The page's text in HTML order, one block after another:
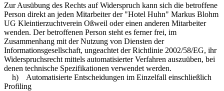
Zur Ausübung des Rechts auf Widerspruch kann sich die betroffene
Person direkt an jeden Mitarbeiter der "Hotel Huhn" Markus Blohm
UG Kleintierzuchtverein Oßweil oder einen anderen Mitarbeiter
wenden. Der betroffenen Person steht es ferner frei, im
Zusammenhang mit der Nutzung von Diensten der
Informationsgesellschaft, ungeachtet der Richtlinie 2002/58/EG, ihr
Widerspruchsrecht mittels automatisierter Verfahren auszuüben, bei
denen technische Spezifikationen verwendet werden.
h) Automatisierte Entscheidungen im Einzelfall einschließlich
Profiling